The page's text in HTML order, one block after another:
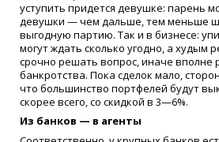
уступить придется девушке: парень
девушки — чем дальше, тем меньше
выгодную партию. Так и в бизнесе:
могут ждать сколько угодно, а худым
срочно решать вопрос, иначе вполне
банкротства. Пока сделок мало,
что большинство портфелей будут
скорее всего, со скидкой в 3—6%.
Из банков — в агенты